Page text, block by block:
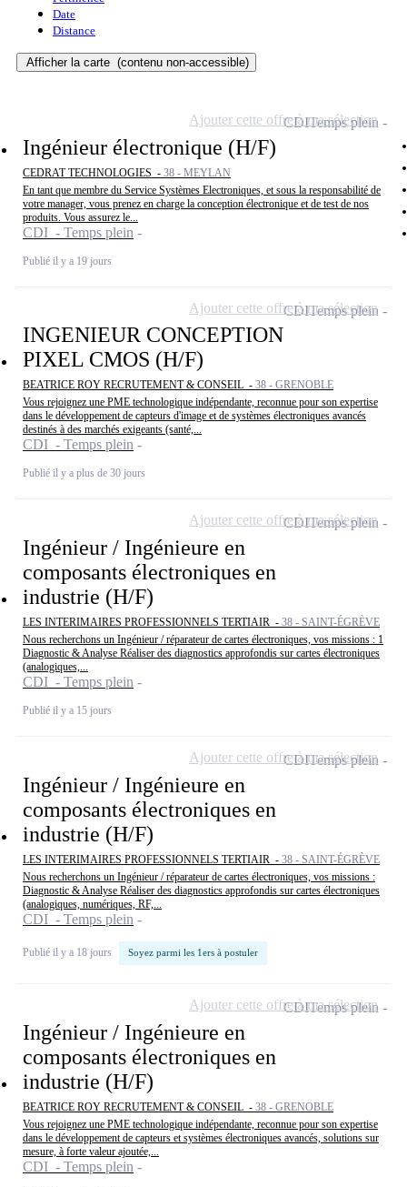
Date
Distance
Afficher la carte (contenu non-accessible)
Ingénieur électronique (H/F)
CEDRAT TECHNOLOGIES - 38 - MEYLAN
En tant que membre du Service Systèmes Electroniques, et sous la responsabilité de
votre manager, vous prenez en charge la conception électronique et de test de nos
produits. Vous assurez le...
CDI - Temps plein
Publié il y a 19 jours
CDITemps plein
Ajouter cette offre à ma sélection
INGENIEUR CONCEPTION
PIXEL CMOS (H/F)
BEATRICE ROY RECRUTEMENT & CONSEIL - 38 - GRENOBLE
Vous rejoignez une PME technologique indépendante, reconnue pour son expertise
dans le développement de capteurs d'image et de systèmes électroniques avancés
destinés à des marchés exigeants (santé,...
CDI - Temps plein
Publié il y a plus de 30 jours
CDITemps plein
Ajouter cette offre à ma sélection
Ingénieur / Ingénieure en
composants électroniques en
industrie (H/F)
LES INTERIMAIRES PROFESSIONNELS TERTIAIR - 38 - SAINT-ÉGRÈVE
Nous recherchons un Ingénieur / réparateur de cartes électroniques, vos missions : 1
Diagnostic & Analyse Réaliser des diagnostics approfondis sur cartes électroniques
(analogiques,...
CDI - Temps plein
Publié il y a 15 jours
CDITemps plein
Ajouter cette offre à ma sélection
Ingénieur / Ingénieure en
composants électroniques en
industrie (H/F)
LES INTERIMAIRES PROFESSIONNELS TERTIAIR - 38 - SAINT-ÉGRÈVE
Nous recherchons un Ingénieur / réparateur de cartes électroniques, vos missions :
Diagnostic & Analyse Réaliser des diagnostics approfondis sur cartes électroniques
(analogiques, numériques, RF,...
CDI - Temps plein
Publié il y a 18 jours Soyez parmi les 1ers à postuler
CDITemps plein
Ajouter cette offre à ma sélection
Ingénieur / Ingénieure en
composants électroniques en
industrie (H/F)
BEATRICE ROY RECRUTEMENT & CONSEIL - 38 - GRENOBLE
Vous rejoignez une PME technologique indépendante, reconnue pour son expertise
dans le développement de capteurs et systèmes électroniques avancés, solutions sur
mesure, à forte valeur ajoutée,...
CDI - Temps plein
CDITemps plein
Ajouter cette offre à ma sélection